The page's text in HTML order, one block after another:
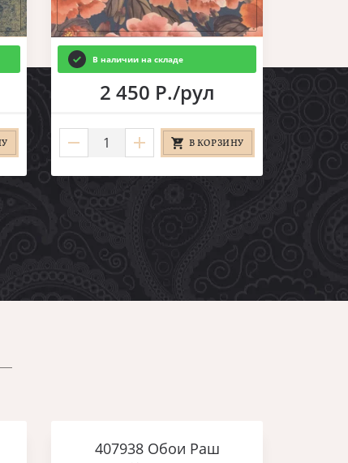
В наличии на складе
2 450 Р./рул
В КОРЗИНУ
407938 Обои Раш